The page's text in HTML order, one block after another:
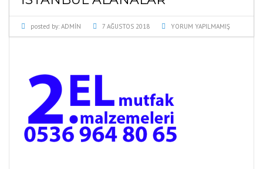
posted by: ADMIN 7 AĞUSTOS 2018 YORUM YAPILMAMIŞ